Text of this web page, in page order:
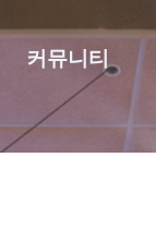
커뮤니티